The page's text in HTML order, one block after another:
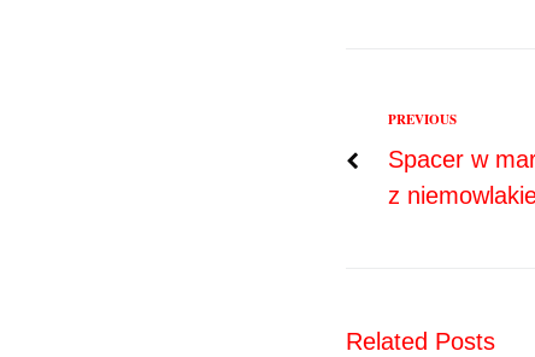
wpisu
Previous
PREVIOUS
Spacer w
z
Related Posts